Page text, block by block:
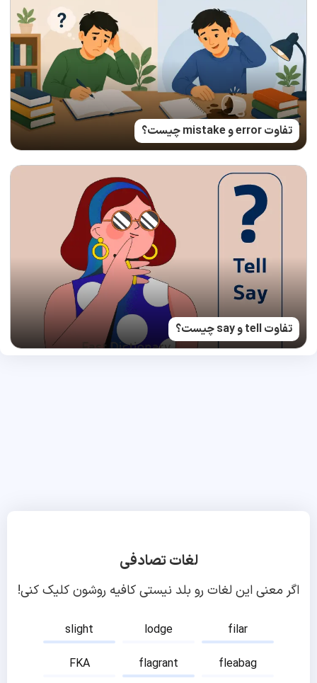
تفاوت error و mistake چیست؟
تفاوت tell و say چیست؟
لغات تصادفی
اگر معنی این لغات رو بلد نیستی کافیه روشون کلیک کنی!
slight lodge
filar
FKA
flagrant
fleabag